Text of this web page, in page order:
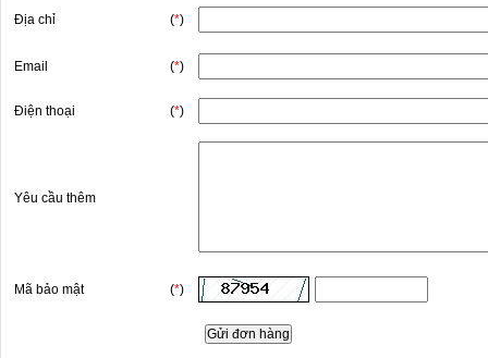
Địa chỉ (*)
Email (*)
Điện thoại (*)
Yêu cầu thêm
Mã bảo mật (*)